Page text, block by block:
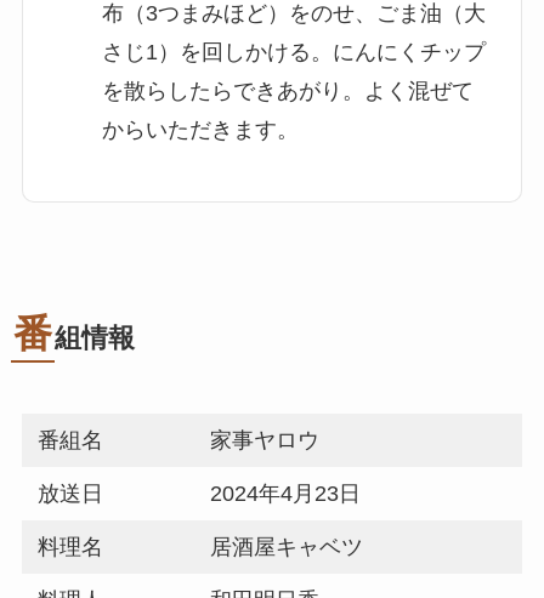
布（3つまみほど）をのせ、ごま油（大
さじ1）を回しかける。にんにくチップ
を散らしたらできあがり。よく混ぜて
からいただきます。
番組情報
番組名 家事ヤロウ
放送日 2024年4月23日
料理名 居酒屋キャベツ